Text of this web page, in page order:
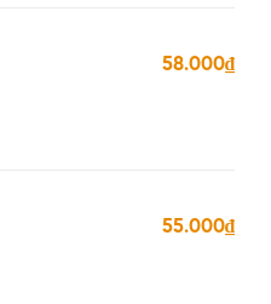
58.000₫
55.000₫